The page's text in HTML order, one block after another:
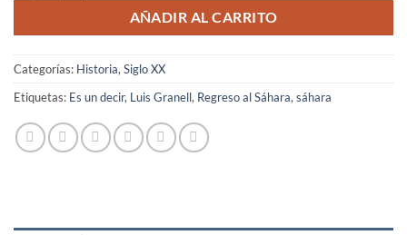
AÑADIR AL CARRITO
Categorías: Historia, Siglo XX
Etiquetas: Es un decir, Luis Granell, Regreso al Sáhara, sáhara